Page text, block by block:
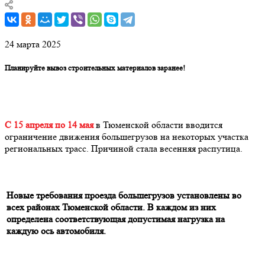
24 марта 2025
Планируйте вывоз строительных материалов заранее!
С 15 апреля по 14 маяв Тюменской области вводится
ограничение движения большегрузов на некоторых участка
региональных трасс. Причиной стала весенняя распутица.
Новые требования проезда большегрузов установлены во
всех районах Тюменской области. В каждом из них
определена соответствующая допустимая нагрузка на
каждую ось автомобиля.